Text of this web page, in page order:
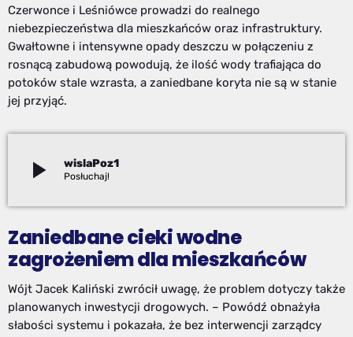
Czerwonce i Leśniówce prowadzi do realnego
niebezpieczeństwa dla mieszkańców oraz infrastruktury.
Gwałtowne i intensywne opady deszczu w połączeniu z
rosnącą zabudową powodują, że ilość wody trafiająca do
potoków stale wzrasta, a zaniedbane koryta nie są w stanie
jej przyjąć.
play_arrow wislaPoz1
Zaniedbane cieki wodne
zagrożeniem dla mieszkańców
Wójt Jacek Kaliński zwrócił uwagę, że problem dotyczy także
planowanych inwestycji drogowych. – Powódź obnażyła
słabości systemu i pokazała, że bez interwencji zarządcy